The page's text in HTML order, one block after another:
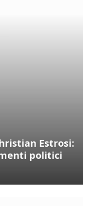
Estrosi:
politici